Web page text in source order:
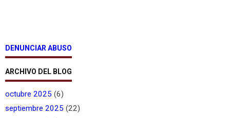
DENUNCIAR ABUSO
ARCHIVO DEL BLOG
octubre 2025 (6)
septiembre 2025 (22)